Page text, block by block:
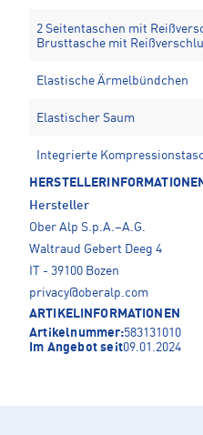
2 Seitentaschen mit
Brusttasche mit
Elastische Ärmelbündchen
Elastischer Saum
Integrierte
HERSTELLERINFORMATIONEN
Hersteller
Ober Alp S.p.A.–A.G.
Waltraud Gebert Deeg 4
IT - 39100 Bozen
privacy@oberalp.com
ARTIKELINFORMATIONEN
Artikelnummer:583131010
Im Angebot seit09.01.2024